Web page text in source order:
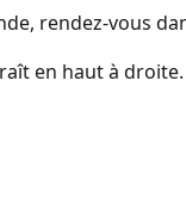
rendez-vous
en haut à